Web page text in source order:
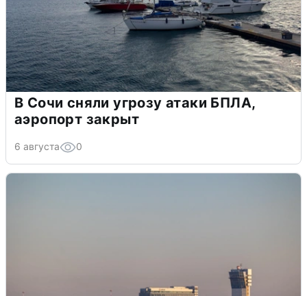
В Сочи сняли угрозу атаки БПЛА,
аэропорт закрыт
6 августа 0